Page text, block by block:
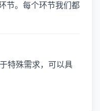
节。每个环节我们都
特殊需求，可以具